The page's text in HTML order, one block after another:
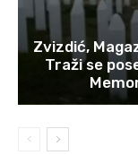
Zvizdić,
Traži se